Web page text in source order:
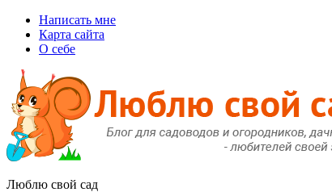
Написать мне
Карта сайта
О себе
Люблю свой сад